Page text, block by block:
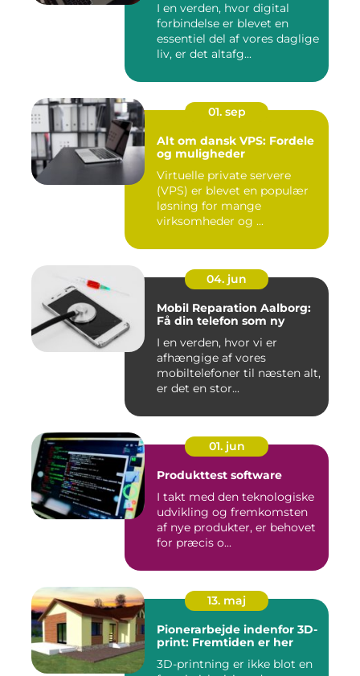
I en verden, hvor digital
forbindelse er blevet en
essentiel del af vores daglige
liv, er det altafg...
01. sep
Alt om dansk VPS: Fordele
og muligheder
Virtuelle private servere
(VPS) er blevet en populær
løsning for mange
virksomheder og ...
04. jun
Mobil Reparation Aalborg:
Få din telefon som ny
I en verden, hvor vi er
afhængige af vores
mobiltelefoner til næsten alt,
er det en stor...
01. jun
Produkttest software
I takt med den teknologiske
udvikling og fremkomsten
af nye produkter, er behovet
for præcis o...
13. maj
Pionerarbejde indenfor 3D-
print: Fremtiden er her
3D-printning er ikke blot en